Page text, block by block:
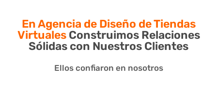
En Agencia de Diseño de Tiendas
Virtuales Construimos Relaciones
Sólidas con Nuestros Clientes
Ellos confiaron en nosotros